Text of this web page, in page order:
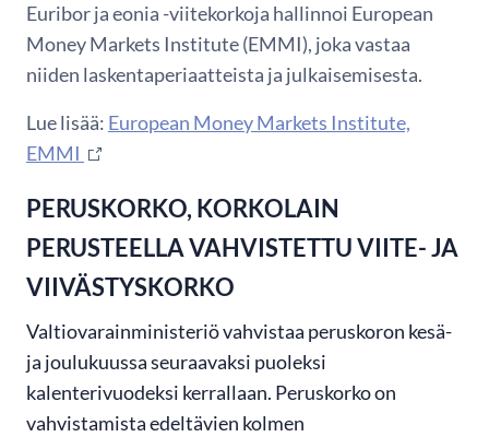
Euribor ja eonia -viitekorkoja hallinnoi European
Money Markets Institute (EMMI), joka vastaa
niiden laskentaperiaatteista ja julkaisemisesta.
Lue lisää: European Money Markets Institute,
EMMI
PERUSKORKO, KORKOLAIN
PERUSTEELLA VAHVISTETTU VIITE- JA
VIIVÄSTYSKORKO
Valtiovarainministeriö vahvistaa peruskoron kesä-
ja joulukuussa seuraavaksi puoleksi
kalenterivuodeksi kerrallaan. Peruskorko on
vahvistamista edeltävien kolmen